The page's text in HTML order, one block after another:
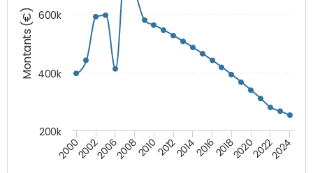
Montants (€)
200020022006200820102012201420162018202020222024
200k
400k
600k